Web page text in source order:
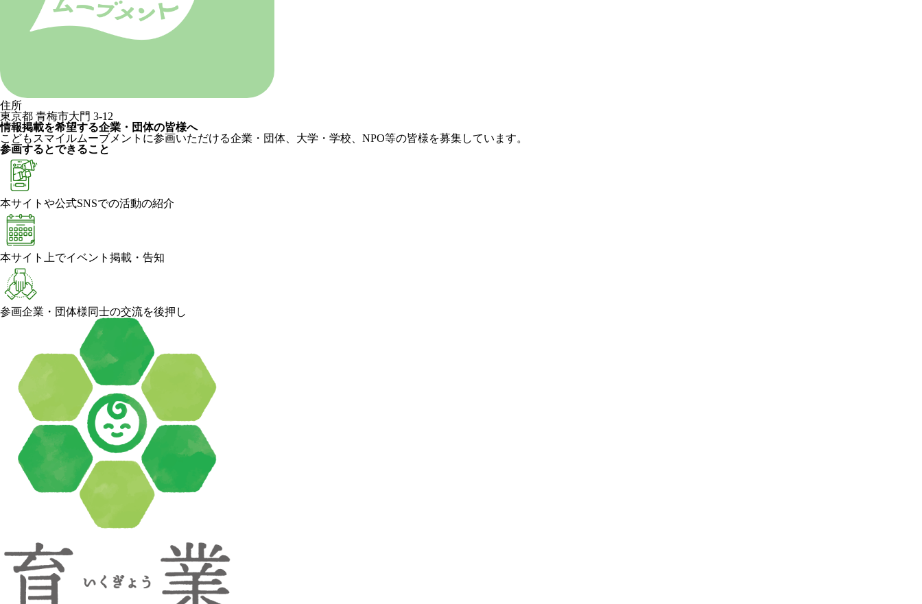
住所
東京都 青梅市大門 3-12
情報掲載を希望する企業・団体の皆様へ
こどもスマイルムーブメントに参画いただける企業・団体、大学・学校、NPO等の皆様を募集しています。
参画するとできること
本サイトや公式SNSでの活動の紹介
本サイト上でイベント掲載・告知
参画企業・団体様同士の交流を後押し